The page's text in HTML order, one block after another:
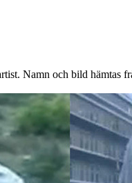
Namn och bild hämtas